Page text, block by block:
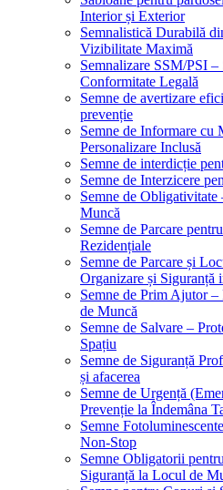
Interior și Exterior
Semnalistică Durabilă
Vizibilitate Maximă
Semnalizare SSM/PSI
Conformitate Legală
Semne de avertizare
prevenție
Semne de Informare cu
Personalizare Inclusă
Semne de interdicție
Semne de Interzicere
Semne de
Muncă
Semne de Parcare
Rezidențiale
Semne de Parcare și
Organizare și Siguranță
Semne de Prim Ajutor
de Muncă
Semne de Salvare –
Spațiu
Semne de Siguranță
și afacerea
Semne de Urgență
Prevenție la Îndemâna
Semne
Non-Stop
Semne Obligatorii
Siguranță la Locul de